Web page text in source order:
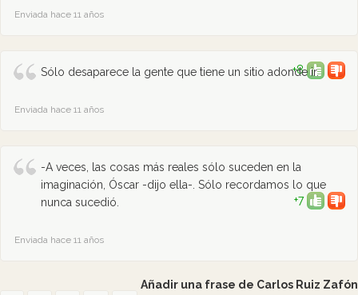
Enviada hace 11 años
Sólo desaparece la gente que tiene un sitio adonde ir.
+8
Enviada hace 11 años
-A veces, las cosas más reales sólo suceden en la
imaginación, Óscar -dijo ella-. Sólo recordamos lo que
nunca sucedió.
+7
Enviada hace 11 años
Añadir una frase de Carlos Ruiz Zafón